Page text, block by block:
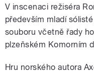
V inscenaci režiséra
především mladí
souboru včetně řady
plzeňském Komorním
Hru norského autora